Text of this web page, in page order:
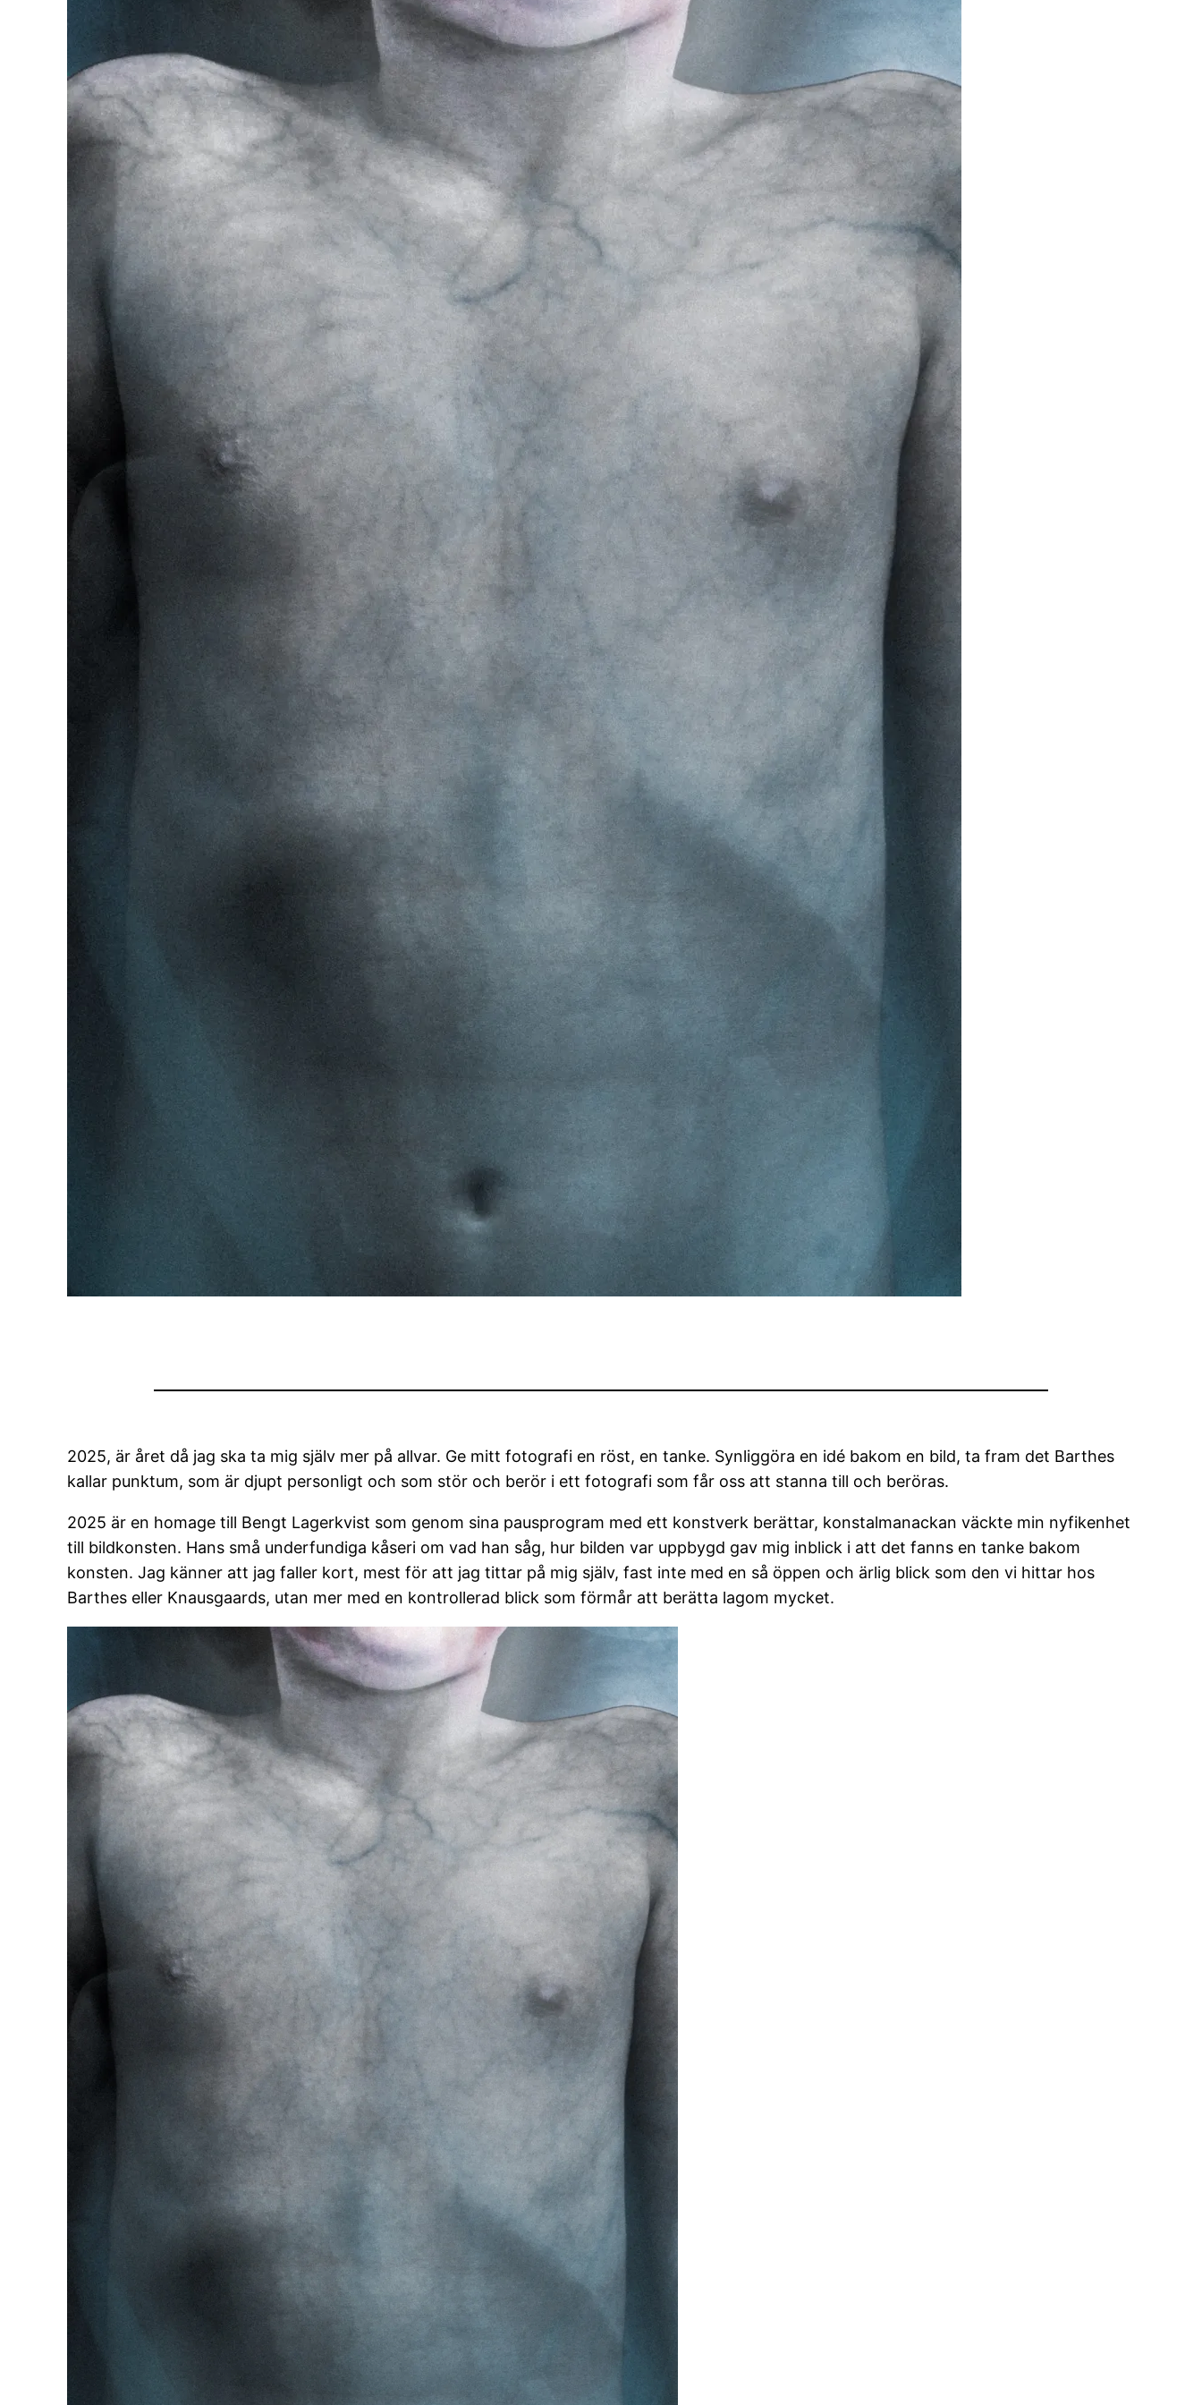
2025, är året då jag ska ta mig själv mer på allvar. Ge mitt fotografi en röst, en tanke. Synliggöra en idé bakom en bild, ta fram det Barthes
kallar punktum, som är djupt personligt och som stör och berör i ett fotografi som får oss att stanna till och beröras.
2025 är en homage till Bengt Lagerkvist som genom sina pausprogram med ett konstverk berättar, konstalmanackan väckte min nyfikenhet
till bildkonsten. Hans små underfundiga kåseri om vad han såg, hur bilden var uppbygd gav mig inblick i att det fanns en tanke bakom
konsten. Jag känner att jag faller kort, mest för att jag tittar på mig själv, fast inte med en så öppen och ärlig blick som den vi hittar hos
Barthes eller Knausgaards, utan mer med en kontrollerad blick som förmår att berätta lagom mycket.